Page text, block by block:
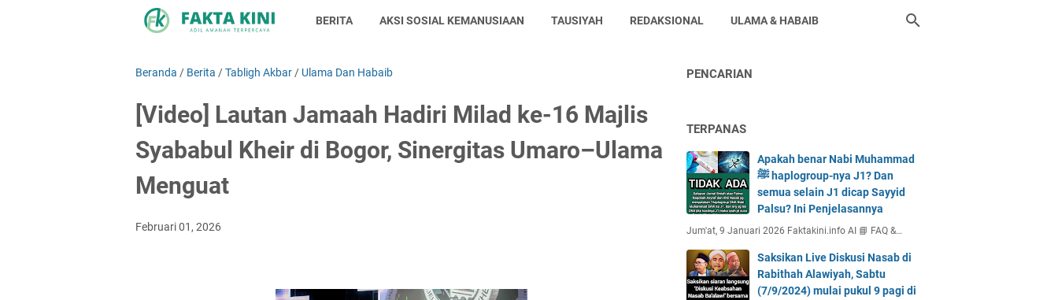
BERITA AKSI SOSIAL KEMANUSIAAN TAUSIYAH REDAKSIONAL ULAMA & HABAIB
Beranda / Berita /Tabligh Akbar / Ulama Dan Habaib
[Video] Lautan Jamaah Hadiri Milad ke-16 Majlis
Syababul Kheir di Bogor, Sinergitas Umaro–Ulama
Menguat
Februari 01, 2026
PENCARIAN
TERPANAS
Apakah benar Nabi Muhammad
ﷺ haplogroup-nya J1? Dan
semua selain J1 dicap Sayyid
Palsu? Ini Penjelasannya
Jum'at, 9 Januari 2026 Faktakini.info AI 📘 FAQ &…
Saksikan Live Diskusi Nasab di
Rabithah Alawiyah, Sabtu
(7/9/2024) mulai pukul 9 pagi di